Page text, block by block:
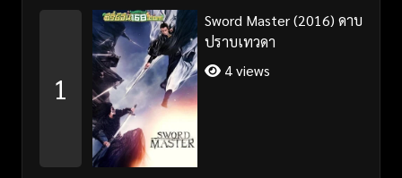
1
Sword Master (2016) ดาบ
ปราบเทวดา
4 views